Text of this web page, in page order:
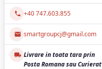
+40 747.603.855
smartgroupcj@gmail.com
Livrare in toata tara prin
Posta Romana sau Curierat